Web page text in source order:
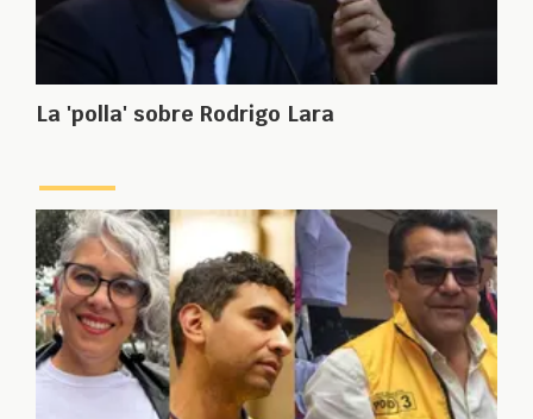
La 'polla' sobre Rodrigo Lara